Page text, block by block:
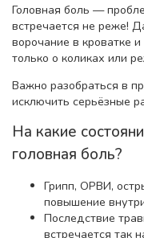
Головная боль —
встречается не реже!
ворочание в кроватке
только о коликах или
Важно разобраться в
исключить серьёзные
На какие
головная боль?
Грипп, ОРВИ,
повышение
Последствие
встречается так